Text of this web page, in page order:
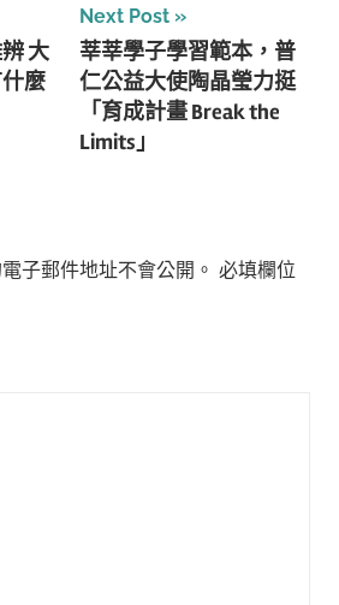
大
麼
Next Post
莘莘學子學習範本，普
仁公益大使陶晶瑩力挺
「育成計畫 Break the
Limits」
子郵件地址不會公開。 必填欄位